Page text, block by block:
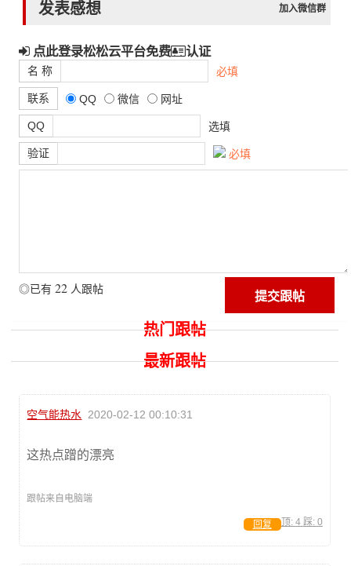
发表感想 加入微信群
点此登录松松云平台免费 认证
名 称 必填
联系 QQ 微信 网址
QQ 选填
验证 必填
◎已有 22 人跟帖
热门跟帖
最新跟帖
空气能热水 2020-02-12 00:10:31
这热点蹭的漂亮
跟帖来自电脑端
顶: 4 踩: 0
回复